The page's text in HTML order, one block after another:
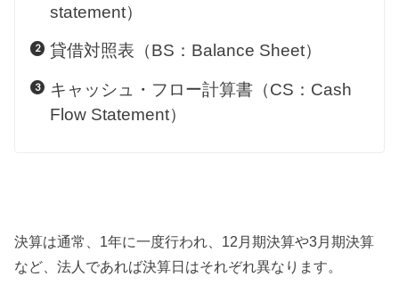
statement）
貸借対照表（BS：Balance Sheet）
キャッシュ・フロー計算書（CS：Cash
Flow Statement）
決算は通常、1年に一度行われ、12月期決算や3月期決算
など、法人であれば決算日はそれぞれ異なります。